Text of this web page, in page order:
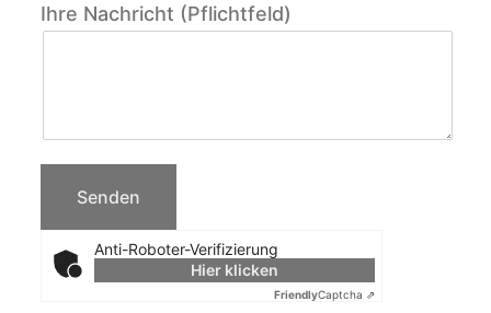
Ihre Nachricht (Pflichtfeld)
Anti-Roboter-Verifizierung
Hier klicken
FriendlyCaptcha ⇗